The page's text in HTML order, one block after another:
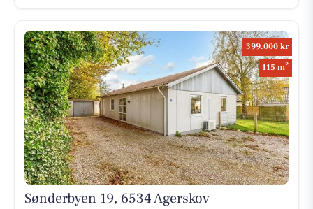
399.000 kr
115 m2
Sønderbyen 19, 6534 Agerskov